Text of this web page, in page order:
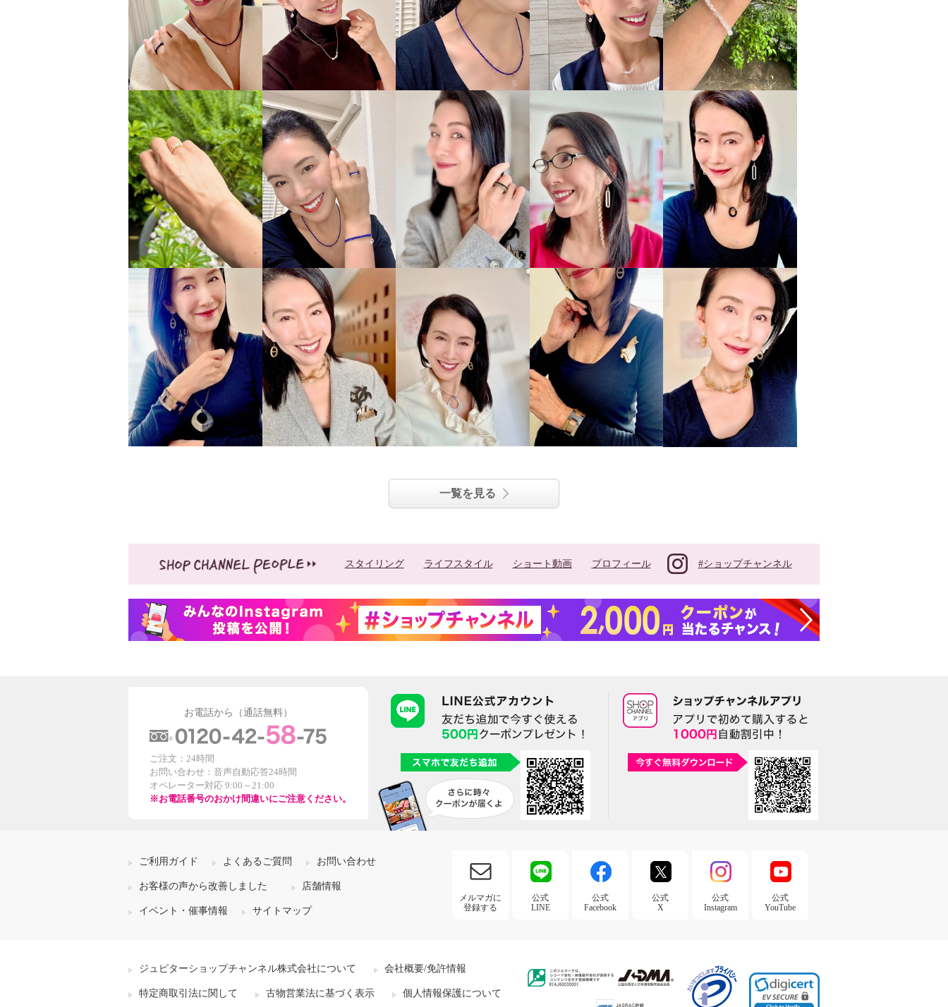
一覧を見る
スタイリング ライフスタイル ショート動画 プロフィール #ショップチャンネル
お電話から（通話無料）
ご注文：24時間
お問い合わせ：音声自動応答24時間
オペレーター対応 9:00～21:00
※お電話番号のおかけ間違いにご注意ください。
ご利用ガイド よくあるご質問 お問い合わせ
お客様の声から改善しました 店舗情報
イベント・催事情報 サイトマップ
メルマガに
登録する
公式
LINE
公式
Facebook
公式
X
公式
Instagram
公式
YouTube
ジュピターショップチャンネル株式会社について 会社概要/免許情報
特定商取引法に関して 古物営業法に基づく表示 個人情報保護について